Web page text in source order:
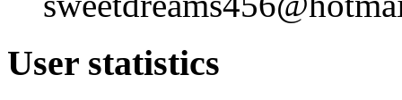
User statistics